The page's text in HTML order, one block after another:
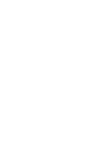
由陈可辛执导的亲情
影片以父子僵化的关
情感戏和恶搞之风。
比较另类的，和其他
的包袱外，我们还解
感动。主人公回到过
把"人人为我，我为人
于行动甚至于被冤也
融洽。恶搞楚原、李
今年上映的《 乘风破